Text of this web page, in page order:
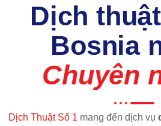
Dịch
Bosnia
Chuyên
Dịch Thuật Số 1 mang đến dịch vụ